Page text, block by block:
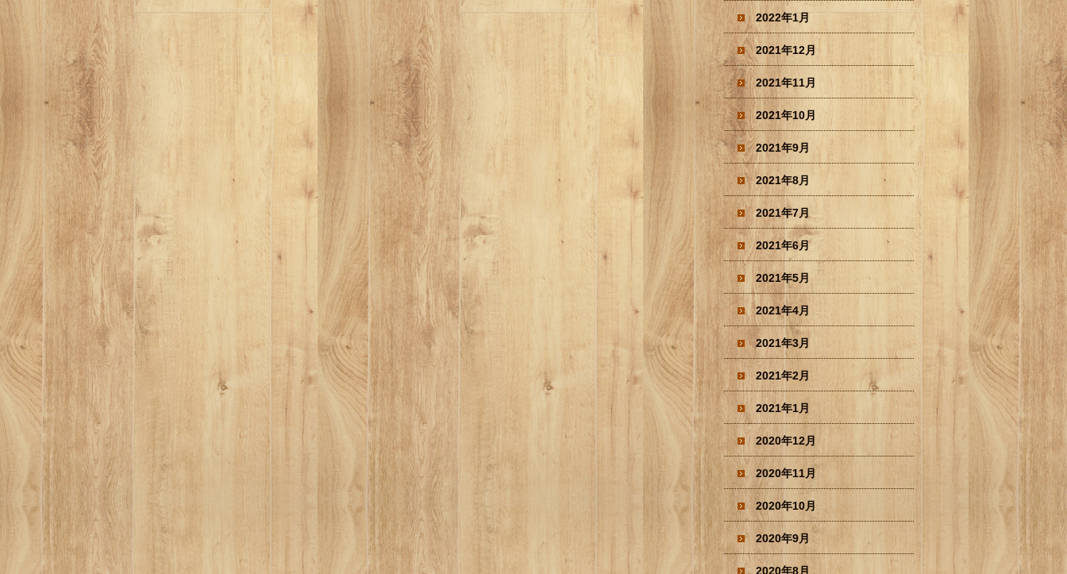
2022年1月
2021年12月
2021年11月
2021年10月
2021年9月
2021年8月
2021年7月
2021年6月
2021年5月
2021年4月
2021年3月
2021年2月
2021年1月
2020年12月
2020年11月
2020年10月
2020年9月
2020年8月